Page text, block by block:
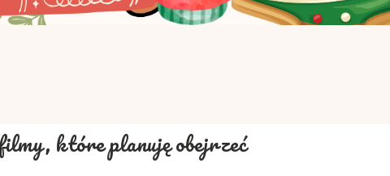
które planuję obejrzeć